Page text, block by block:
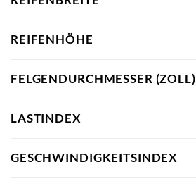
REIFENHÖHE
FELGENDURCHMESSER (ZOLL)
LASTINDEX
GESCHWINDIGKEITSINDEX